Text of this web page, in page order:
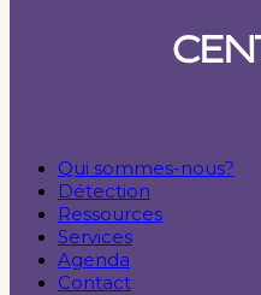
Qui sommes-nous?
Détection
Ressources
Services
Agenda
Contact